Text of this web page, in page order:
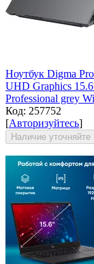
Ноутбук Digma
UHD Graphics
Professional grey
Код: 257752
[Авторизуйтесь]
Наличие уточняйте